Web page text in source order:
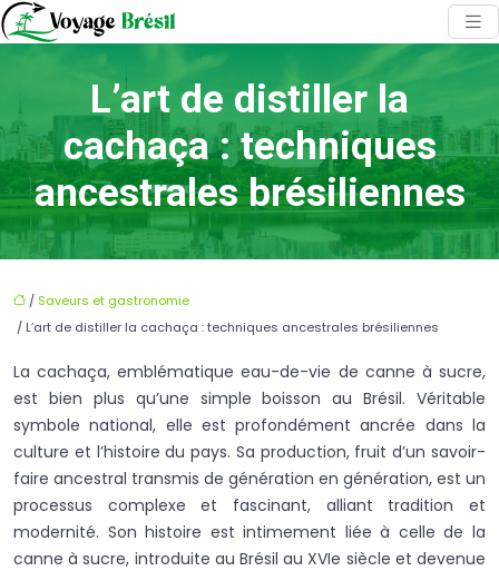
L’art de distiller la
cachaça : techniques
ancestrales brésiliennes
/ Saveurs et gastronomie
/ L’art de distiller la cachaça : techniques ancestrales brésiliennes
La cachaça, emblématique eau-de-vie de canne à sucre,
est bien plus qu’une simple boisson au Brésil. Véritable
symbole national, elle est profondément ancrée dans la
culture et l’histoire du pays. Sa production, fruit d’un savoir-
faire ancestral transmis de génération en génération, est un
processus complexe et fascinant, alliant tradition et
modernité. Son histoire est intimement liée à celle de la
canne à sucre, introduite au Brésil au XVIe siècle et devenue